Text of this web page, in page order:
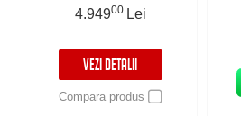
4.94900 Lei
VEZI DETALII
Compara produs